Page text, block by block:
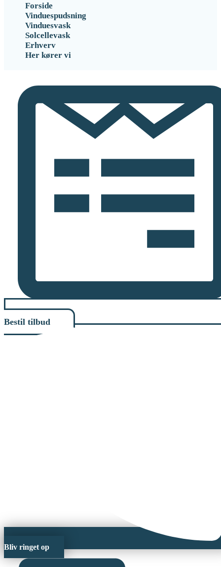
Forside
Vinduespudsning
Vinduesvask
Solcellevask
Erhverv
Her kører vi
Bestil tilbud
Bliv ringet op